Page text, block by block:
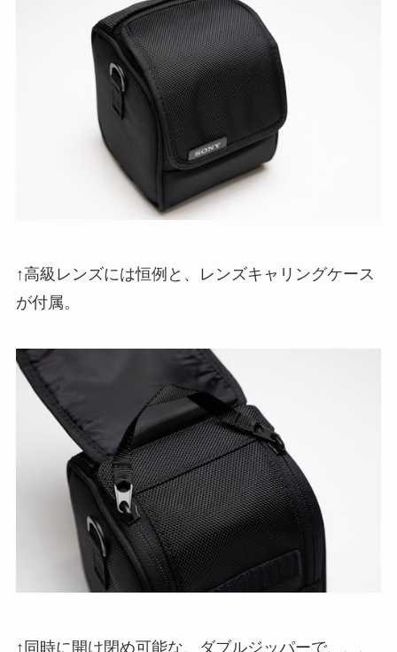
↑高級レンズには恒例と、レンズキャリングケース
が付属。
↑同時に開け閉め可能な、ダブルジッパーで、、、